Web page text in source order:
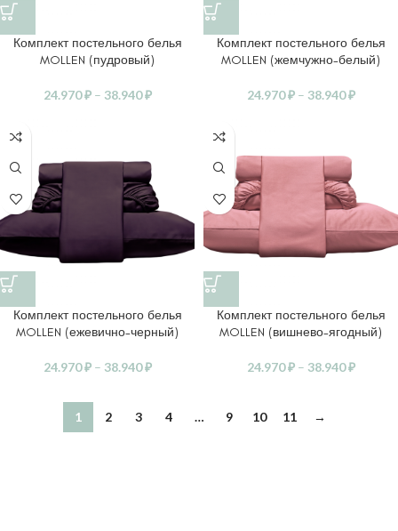
Комплект постельного белья
MOLLEN (пудровый)
24.970₽ – 38.940₽
Комплект постельного белья
MOLLEN (жемчужно-белый)
24.970₽ – 38.940₽
Комплект постельного белья
MOLLEN (ежевично-черный)
24.970₽ – 38.940₽
Комплект постельного белья
MOLLEN (вишнево-ягодный)
24.970₽ – 38.940₽
1 2 3 4 … 9 10 11 →